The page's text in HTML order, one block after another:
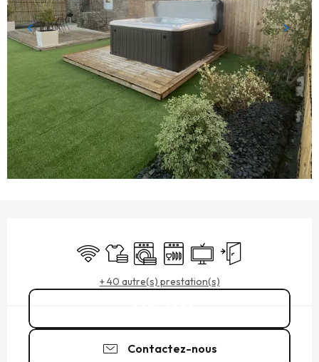
WiFi Draps et linge
Lave lingeLave vaisselle
TélévisionEntrée
+ 40 autre(s) prestation(s)
Contactez-nous